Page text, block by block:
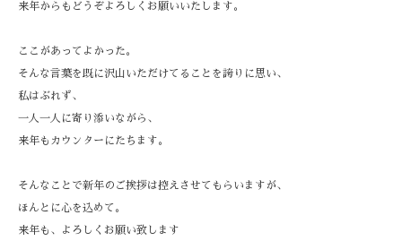
来年からもどうぞよろしくお願いいたします。
ここがあってよかった。
そんな言葉を既に沢山いただけてることを誇りに思い、
私はぶれず、
一人一人に寄り添いながら、
来年もカウンターにたちます。
そんなことで新年のご挨拶は控えさせてもらいますが、
ほんとに心を込めて。
来年も、よろしくお願い致します